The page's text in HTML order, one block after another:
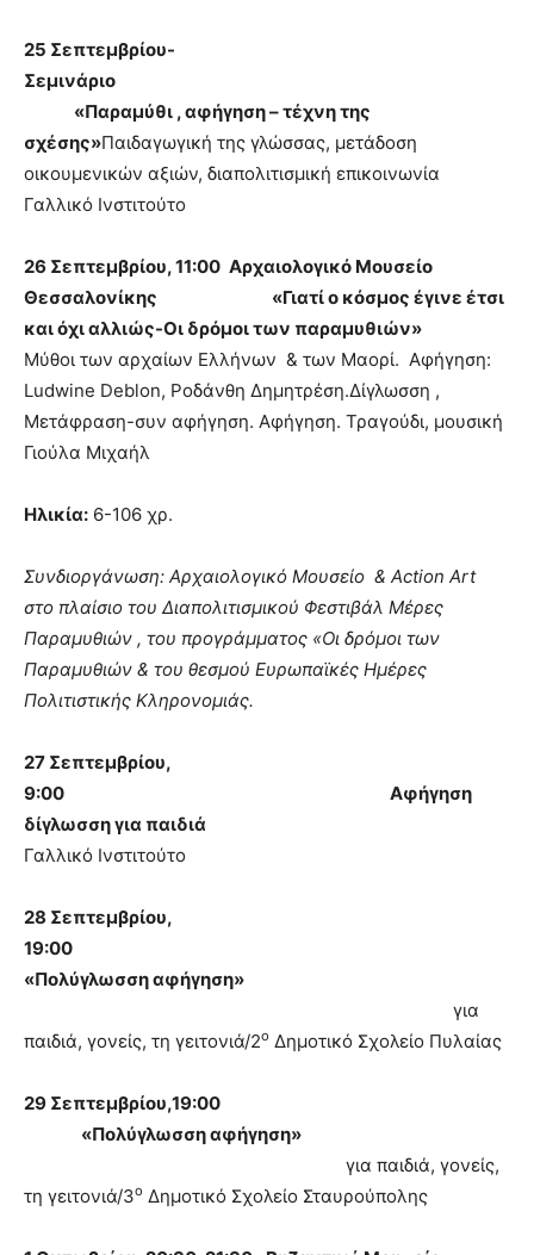
25 Σεπτεμβρίου-
Σεμινάριο
«Παραμύθι , αφήγηση – τέχνη της
σχέσης»Παιδαγωγική της γλώσσας, μετάδοση
οικουμενικών αξιών, διαπολιτισμική επικοινωνία
Γαλλικό Ινστιτούτο
26 Σεπτεμβρίου, 11:00 Αρχαιολογικό Μουσείο
Θεσσαλονίκης «Γιατί ο κόσμος έγινε έτσι
και όχι αλλιώς-Οι δρόμοι των παραμυθιών»
Μύθοι των αρχαίων Ελλήνων & των Μαορί. Αφήγηση:
Ludwine Deblon, Ροδάνθη Δημητρέση.Δίγλωσση ,
Μετάφραση-συν αφήγηση. Αφήγηση. Τραγούδι, μουσική
Γιούλα Μιχαήλ
Ηλικία: 6-106 χρ.
Συνδιοργάνωση: Αρχαιολογικό Μουσείο & Αction Art
στο πλαίσιο του Διαπολιτισμικού Φεστιβάλ Μέρες
Παραμυθιών , του προγράμματος «Οι δρόμοι των
Παραμυθιών & του θεσμού Ευρωπαϊκές Ημέρες
Πολιτιστικής Κληρονομιάς.
27 Σεπτεμβρίου,
9:00 Αφήγηση
δίγλωσση για παιδιά
Γαλλικό Ινστιτούτο
28 Σεπτεμβρίου,
19:00
«Πολύγλωσση αφήγηση»
για
παιδιά, γονείς, τη γειτονιά/2ο Δημοτικό Σχολείο Πυλαίας
29 Σεπτεμβρίου,19:00
«Πολύγλωσση αφήγηση»
για παιδιά, γονείς,
τη γειτονιά/3ο Δημοτικό Σχολείο Σταυρούπολης